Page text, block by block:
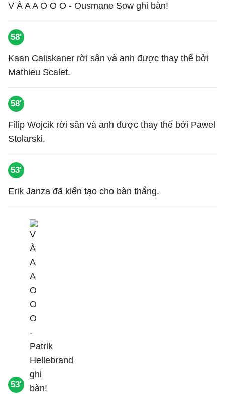
V À A A O O O - Ousmane Sow ghi bàn!
58'
Kaan Caliskaner rời sân và anh được thay thế bởi
Mathieu Scalet.
58'
Filip Wojcik rời sân và anh được thay thế bởi Pawel
Stolarski.
53'
Erik Janza đã kiến tạo cho bàn thắng.
53'